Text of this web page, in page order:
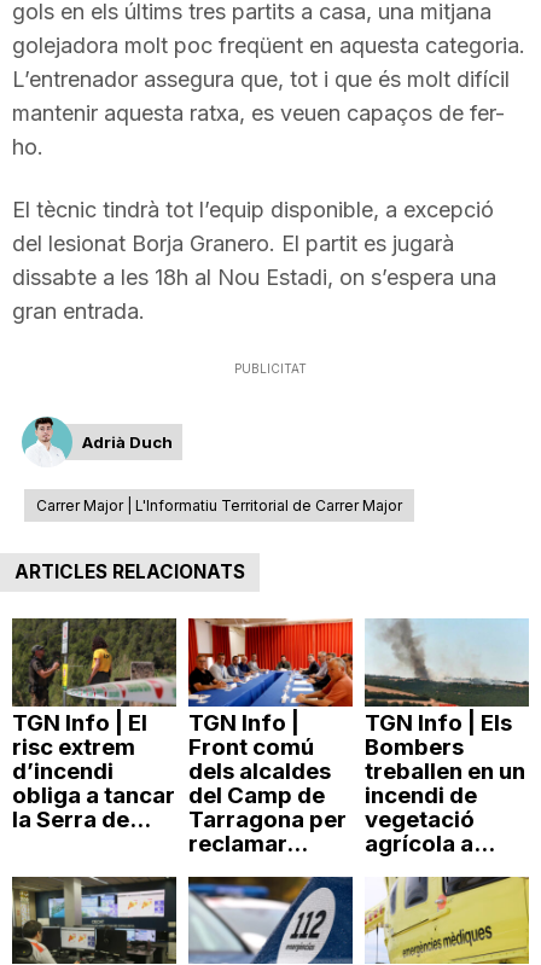
gols en els últims tres partits a casa, una mitjana
golejadora molt poc freqüent en aquesta categoria.
L’entrenador assegura que, tot i que és molt difícil
mantenir aquesta ratxa, es veuen capaços de fer-
ho.
El tècnic tindrà tot l’equip disponible, a excepció
del lesionat Borja Granero. El partit es jugarà
dissabte a les 18h al Nou Estadi, on s’espera una
gran entrada.
PUBLICITAT
Adrià Duch
Carrer Major | L'Informatiu Territorial de Carrer Major
ARTICLES RELACIONATS
TGN Info | El
risc extrem
d’incendi
obliga a tancar
la Serra de...
TGN Info |
Front comú
dels alcaldes
del Camp de
Tarragona per
reclamar...
TGN Info | Els
Bombers
treballen en un
incendi de
vegetació
agrícola a...